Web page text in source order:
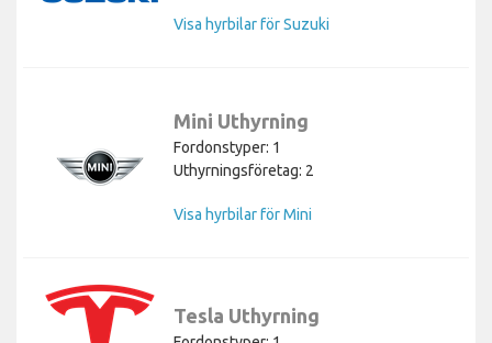
Visa hyrbilar för Suzuki
Mini Uthyrning
Fordonstyper: 1
Uthyrningsföretag: 2
Visa hyrbilar för Mini
Tesla Uthyrning